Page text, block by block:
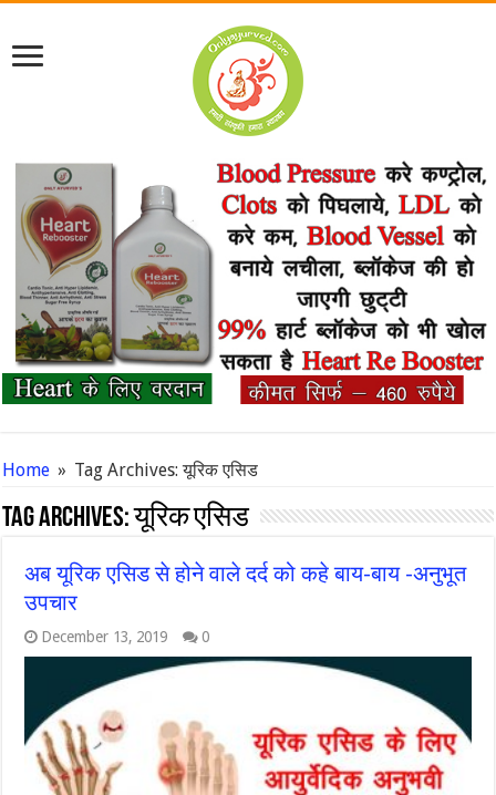
Home » Tag Archives: यूरिक एसिड
Tag Archives:यूरिक एसिड
अब यूरिक एसिड से होने वाले दर्द को कहे बाय-बाय -अनुभूत
उपचार
December 13, 2019 0